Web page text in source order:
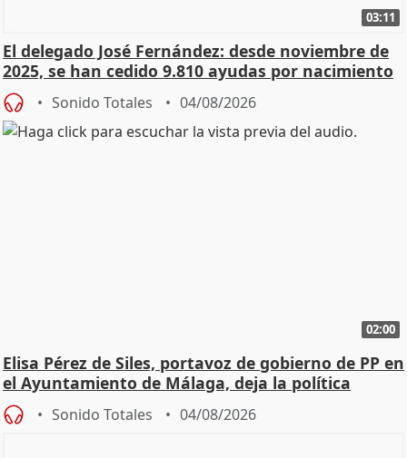
03:11
El delegado José Fernández: desde noviembre de
2025, se han cedido 9.810 ayudas por nacimiento
Sonido Totales 04/08/2026
02:00
Elisa Pérez de Siles, portavoz de gobierno de PP en
el Ayuntamiento de Málaga, deja la política
Sonido Totales 04/08/2026